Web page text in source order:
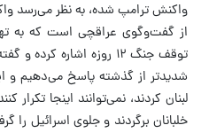
واکنش ترامپ شده، به نظر می‌رسد
از گفت‌وگوی عراقچی است که به
توقف جنگ ۱۲ روزه اشاره
شدیدتر از گذشته پاسخ می‌دهیم و
لبنان کردند، نمی‌توانند اینجا
خلبانان برگردند و جلوی اسرائیل